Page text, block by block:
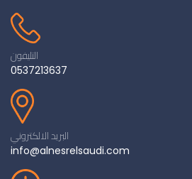
التليفون
0537213637
البريد الالكتروني
info@alnesrelsaudi.com